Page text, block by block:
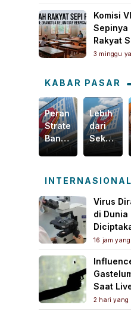
Pererat
Komisi
Sepinya
Rakyat
Masih
3 minggu
KABAR PASAR
Peran
Strategis
Bank
Jambi
Mengakselerasi
Daerah
Lebih
dari
Sekadar
Bisnis,
Intip
Bank
Jambi
Menebar
Kebaikan
untuk
INTERNASIONAL
Virus
di Dunia
Picu
16 jam
Saat
2 hari yang